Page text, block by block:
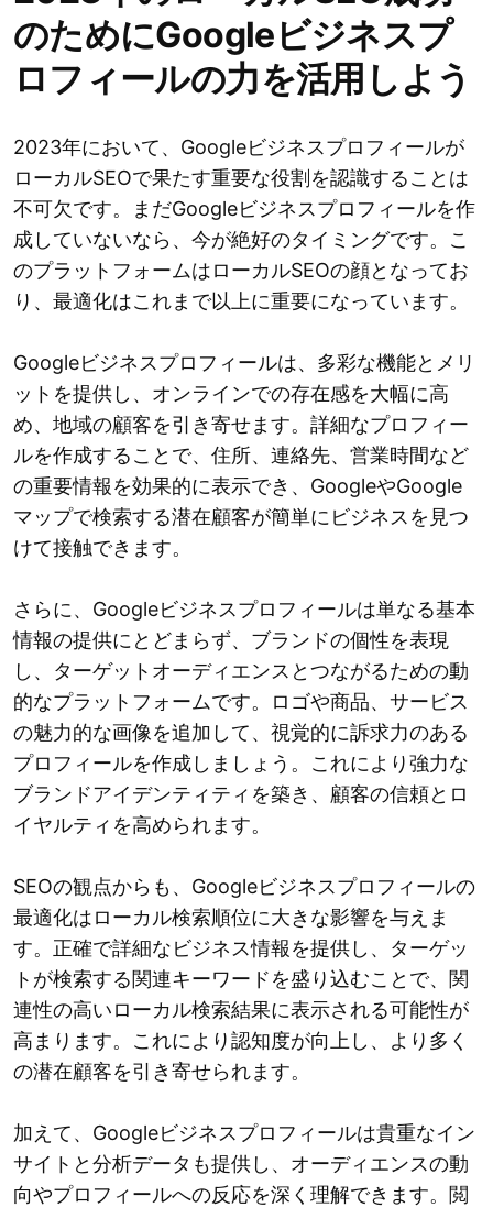
のためにGoogleビジネスプ
ロフィールの力を活用しよう
2023年において、Googleビジネスプロフィールが
ローカルSEOで果たす重要な役割を認識することは
不可欠です。まだGoogleビジネスプロフィールを作
成していないなら、今が絶好のタイミングです。こ
のプラットフォームはローカルSEOの顔となってお
り、最適化はこれまで以上に重要になっています。
Googleビジネスプロフィールは、多彩な機能とメリ
ットを提供し、オンラインでの存在感を大幅に高
め、地域の顧客を引き寄せます。詳細なプロフィー
ルを作成することで、住所、連絡先、営業時間など
の重要情報を効果的に表示でき、GoogleやGoogle
マップで検索する潜在顧客が簡単にビジネスを見つ
けて接触できます。
さらに、Googleビジネスプロフィールは単なる基本
情報の提供にとどまらず、ブランドの個性を表現
し、ターゲットオーディエンスとつながるための動
的なプラットフォームです。ロゴや商品、サービス
の魅力的な画像を追加して、視覚的に訴求力のある
プロフィールを作成しましょう。これにより強力な
ブランドアイデンティティを築き、顧客の信頼とロ
イヤルティを高められます。
SEOの観点からも、Googleビジネスプロフィールの
最適化はローカル検索順位に大きな影響を与えま
す。正確で詳細なビジネス情報を提供し、ターゲッ
トが検索する関連キーワードを盛り込むことで、関
連性の高いローカル検索結果に表示される可能性が
高まります。これにより認知度が向上し、より多く
の潜在顧客を引き寄せられます。
加えて、Googleビジネスプロフィールは貴重なイン
サイトと分析データも提供し、オーディエンスの動
向やプロフィールへの反応を深く理解できます。閲